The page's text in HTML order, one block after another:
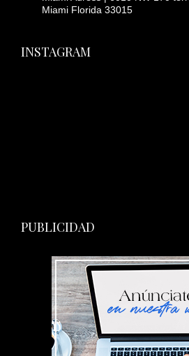
Miami Florida 33015
INSTAGRAM
PUBLICIDAD